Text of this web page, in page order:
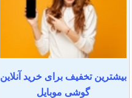
بیشترین تخفیف برای خرید آنلاین
گوشی موبایل